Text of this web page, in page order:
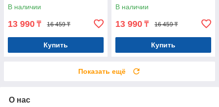
В наличии
13 990 ₸ 16 459 ₸
Купить
В наличии
13 990 ₸ 16 459 ₸
Купить
Показать ещё
О нас